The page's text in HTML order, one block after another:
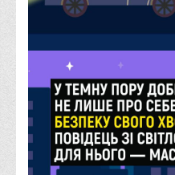
Реквізити для оплати
Інформація про
Положення
Положення про
вакантні місця
Положення про